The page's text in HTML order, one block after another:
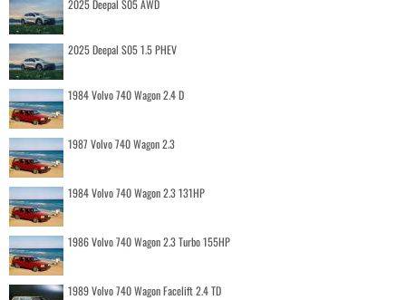
2025 Deepal S05 AWD
2025 Deepal S05 1.5 PHEV
1984 Volvo 740 Wagon 2.4 D
1987 Volvo 740 Wagon 2.3
1984 Volvo 740 Wagon 2.3 131HP
1986 Volvo 740 Wagon 2.3 Turbo 155HP
1989 Volvo 740 Wagon Facelift 2.4 TD